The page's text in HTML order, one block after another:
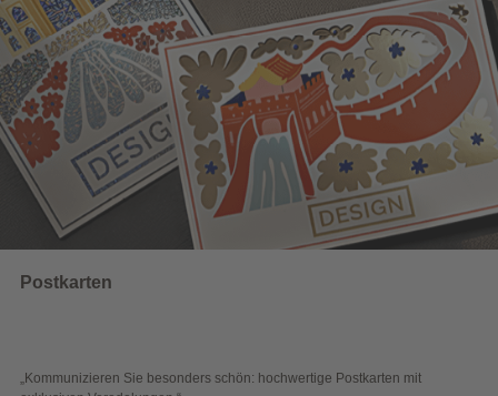
hochwertige Postkarten mit
„Sichtbar und wirkungsvoll – mit